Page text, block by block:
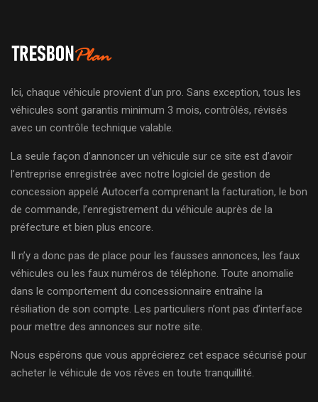
Ici, chaque véhicule provient d’un pro. Sans exception, tous les
véhicules sont garantis minimum 3 mois, contrôlés, révisés
avec un contrôle technique valable.
La seule façon d’annoncer un véhicule sur ce site est d’avoir
l’entreprise enregistrée avec notre logiciel de gestion de
concession appelé Autocerfa comprenant la facturation, le bon
de commande, l’enregistrement du véhicule auprès de la
préfecture et bien plus encore.
Il n’y a donc pas de place pour les fausses annonces, les faux
véhicules ou les faux numéros de téléphone. Toute anomalie
dans le comportement du concessionnaire entraîne la
résiliation de son compte. Les particuliers n’ont pas d’interface
pour mettre des annonces sur notre site.
Nous espérons que vous apprécierez cet espace sécurisé pour
acheter le véhicule de vos rêves en toute tranquillité.